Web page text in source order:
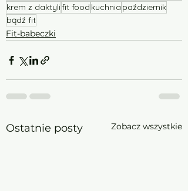
krem z daktylifit food kuchnia październik
bądź fit
Fit-babeczki
Ostatnie posty Zobacz wszystkie